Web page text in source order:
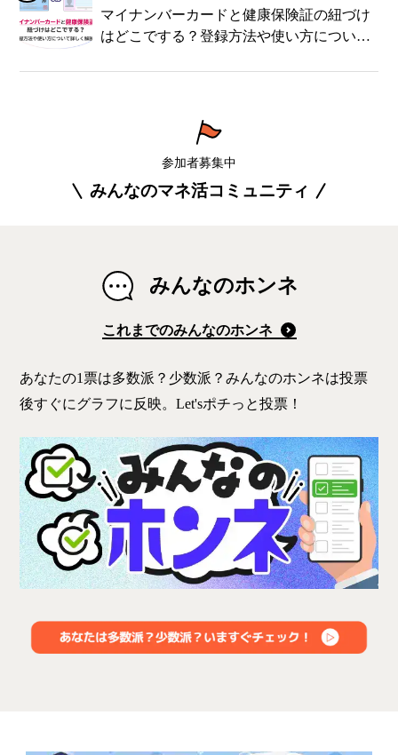
マイナンバーカードと健康保険証の紐づけ
はどこでする？登録方法や使い方について
参加者募集中
みんなのマネ活コミュニティ
みんなのホンネ
これまでのみんなのホンネ
あなたの1票は多数派？少数派？みんなのホンネは投票
後すぐにグラフに反映。Let'sポチっと投票！